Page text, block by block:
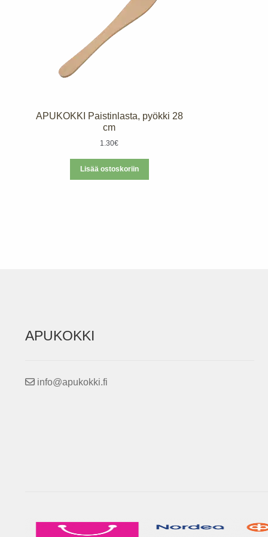
APUKOKKI Paistinlasta, pyökki 28
cm
1.30€
Lisää ostoskoriin
APUKOKKI
info@apukokki.fi